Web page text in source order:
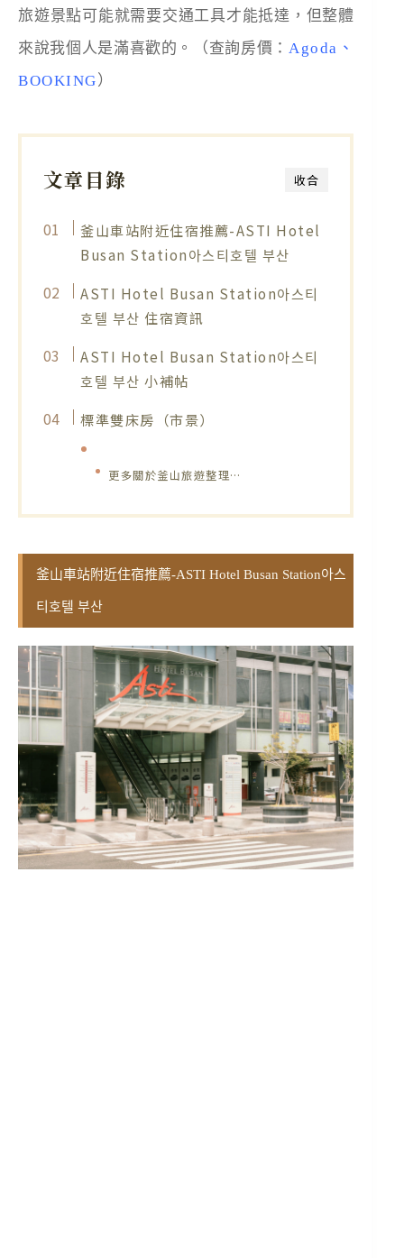
旅遊景點可能就需要交通工具才能抵達，但整體
來說我個人是滿喜歡的。（查詢房價：Agoda 、
BOOKING）
收合
文章目錄
釜山車站附近住宿推薦-ASTI Hotel
Busan Station아스티호텔 부산
ASTI Hotel Busan Station아스티
호텔 부산 住宿資訊
ASTI Hotel Busan Station아스티
호텔 부산 小補帖
標準雙床房（市景）
更多關於釜山旅遊整理…
釜山車站附近住宿推薦-ASTI Hotel Busan Station아스
티호텔 부산